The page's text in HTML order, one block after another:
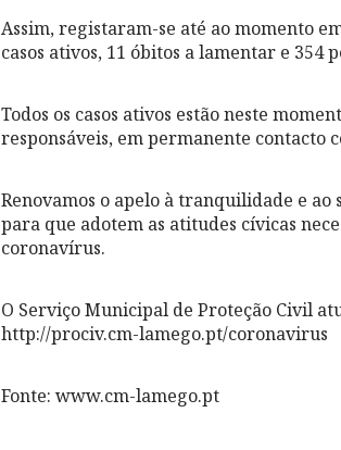
Assim, registaram-se até ao momento
casos ativos, 11 óbitos a lamentar e 354
Todos os casos ativos estão neste
responsáveis, em permanente contacto
Renovamos o apelo à tranquilidade e
para que adotem as atitudes cívicas
coronavírus.
O Serviço Municipal de Proteção Civil
http://prociv.cm-lamego.pt/coronavirus
Fonte: www.cm-lamego.pt